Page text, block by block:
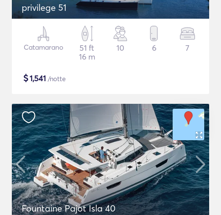
privilege 51
Catamarano
51 ft
16 m
10 6 7
$1,541 /notte
Fountaine Pajot Isla 40